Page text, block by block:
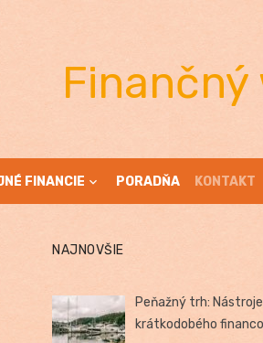
Finančný
FINANCIE PORADŇA KONTAKT
NAJNOVŠIE
Peňažný trh: Nástroje
krátkodobého